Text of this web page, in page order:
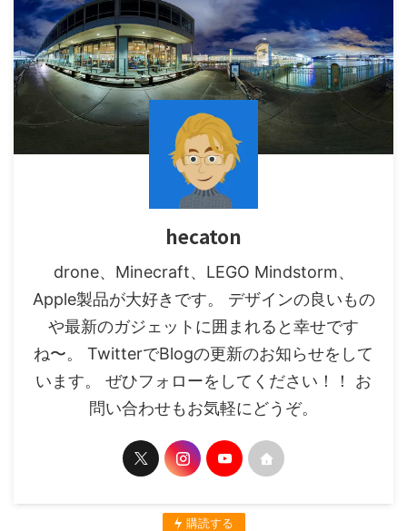
hecaton
drone、Minecraft、LEGO Mindstorm、
Apple製品が大好きです。 デザインの良いもの
や最新のガジェットに囲まれると幸せです
ね〜。 TwitterでBlogの更新のお知らせをして
います。 ぜひフォローをしてください！！ お
問い合わせもお気軽にどうぞ。
購読する